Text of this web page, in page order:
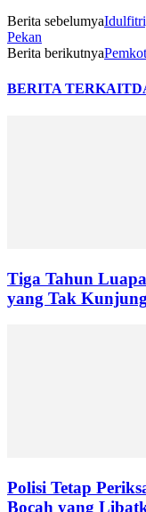
Berita sebelumya
Pekan
Berita berikutnya
BERITA TERKAIT
Tiga Tahun
yang Tak
Polisi Tetap
Bocah yang